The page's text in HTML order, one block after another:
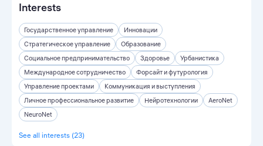
Interests
Государственное управление
Инновации
Стратегическое управление
Образование
Социальное предпринимательство
Здоровье
Урбанистика
Международное сотрудничество
Форсайт и футурология
Управление проектами
Коммуникация и выступления
Личное профессиональное развитие
Нейротехнологии
AeroNet
NeuroNet
See all interests (23)